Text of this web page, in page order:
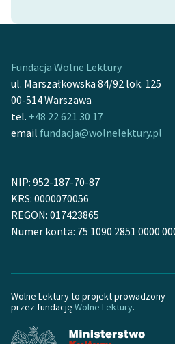
Fundacja Wolne Lektury
ul. Marszałkowska 84/92 lok. 125
00-514 Warszawa
tel. +48 22 621 30 17
email fundacja@wolnelektury.pl
NIP: 952-187-70-87
KRS: 0000070056
REGON: 017423865
Numer konta: 75 1090 2851 0000
Wolne Lektury to projekt prowadzony
przez fundację Wolne Lektury.